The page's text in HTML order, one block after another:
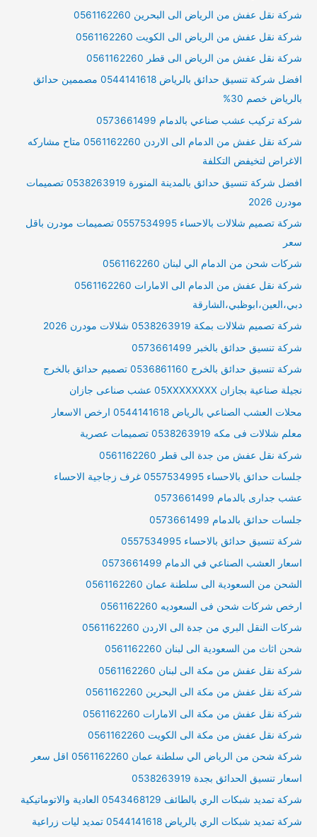
شركة نقل عفش من الرياض الى البحرين 0561162260
شركة نقل عفش من الرياض الى الكويت 0561162260
شركة نقل عفش من الرياض الى قطر 0561162260
افضل شركة تنسيق حدائق بالرياض 0544141618 مصممين حدائق
بالرياض خصم 30%
شركة تركيب عشب صناعي بالدمام 0573661499
شركة نقل عفش من الدمام الى الاردن 0561162260 متاح مشاركه
الاغراض لتخيفض التكلفة
افضل شركة تنسيق حدائق بالمدينة المنورة 0538263919 تصميمات
مودرن 2026
شركة تصميم شلالات بالاحساء 0557534995 تصميمات مودرن باقل
سعر
شركات شحن من الدمام الي لبنان 0561162260
شركة نقل عفش من الدمام الى الامارات 0561162260
دبي،العين،ابوظبي،الشارقة
شركة تصميم شلالات بمكة 0538263919 شلالات مودرن 2026
شركة تنسيق حدائق بالخبر 0573661499
شركة تنسيق حدائق بالخرج 0536861160 تصميم حدائق بالخرج
نجيلة صناعية بجازان 05XXXXXXXX عشب صناعى جازان
محلات العشب الصناعي بالرياض 0544141618 ارخص الاسعار
معلم شلالات فى مكه 0538263919 تصميمات عصرية
شركة نقل عفش من جدة الى قطر 0561162260
جلسات حدائق بالاحساء 0557534995 غرف زجاجية الاحساء
عشب جدارى بالدمام 0573661499
جلسات حدائق بالدمام 0573661499
شركة تنسيق حدائق بالاحساء 0557534995
اسعار العشب الصناعي في الدمام 0573661499
الشحن من السعودية الى سلطنة عمان 0561162260
ارخص شركات شحن فى السعوديه 0561162260
شركات النقل البري من جدة الى الاردن 0561162260
شحن اثاث من السعودية الى لبنان 0561162260
شركة نقل عفش من مكة الى لبنان 0561162260
شركة نقل عفش من مكة الى البحرين 0561162260
شركة نقل عفش من مكة الى الامارات 0561162260
شركة نقل عفش من مكة الى الكويت 0561162260
شركة شحن من الرياض الي سلطنة عمان 0561162260 اقل سعر
اسعار تنسيق الحدائق بجدة 0538263919
شركة تمديد شبكات الري بالطائف 0543468129 العادية والاتوماتيكية
شركة تمديد شبكات الري بالرياض 0544141618 تمديد ليات زراعية